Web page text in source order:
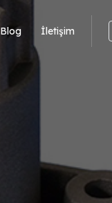
Blog İletişim